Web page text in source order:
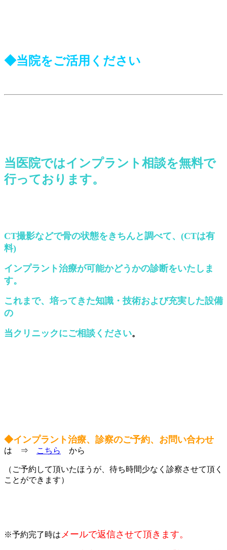
◆当院をご活用ください
当医院ではインプラント相談を無料で
行っております。
CT撮影などで骨の状態をきちんと調べて、 (CTは有
料)
インプラント治療が可能かどうかの診断をいたしま
す。
これまで、培ってきた知識・技術および充実した設備
の
当クリニックにご相談ください。
◆インプラント治療、診察のご予約、お問い合わせ
は ⇒ こちら から
（ご予約して頂いたほうが、待ち時間少なく診察させて頂く
ことができます）
※予約完了時は メールで返信させて頂きます。